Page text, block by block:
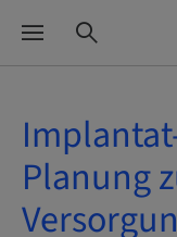
Planung